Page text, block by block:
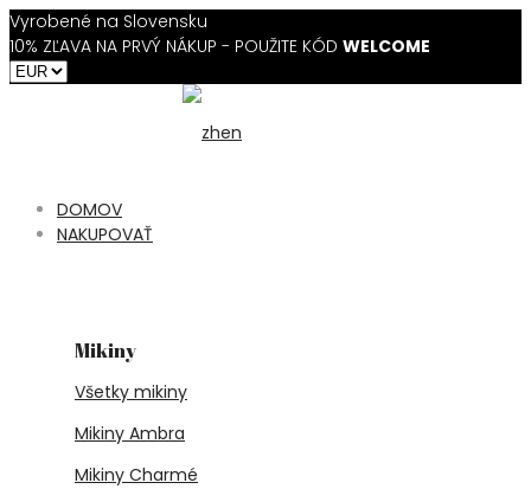
Vyrobené na Slovensku
10% ZĽAVA NA PRVÝ NÁKUP - POUŽITE KÓD WELCOME
DOMOV
NAKUPOVAŤ
Mikiny
Všetky mikiny
Mikiny Ambra
Mikiny Charmé